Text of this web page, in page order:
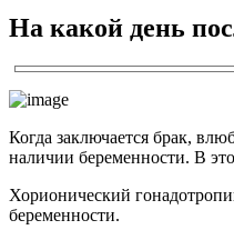
На какой день
Когда заключается брак,
наличии беременности. В
Хорионический
беременности.